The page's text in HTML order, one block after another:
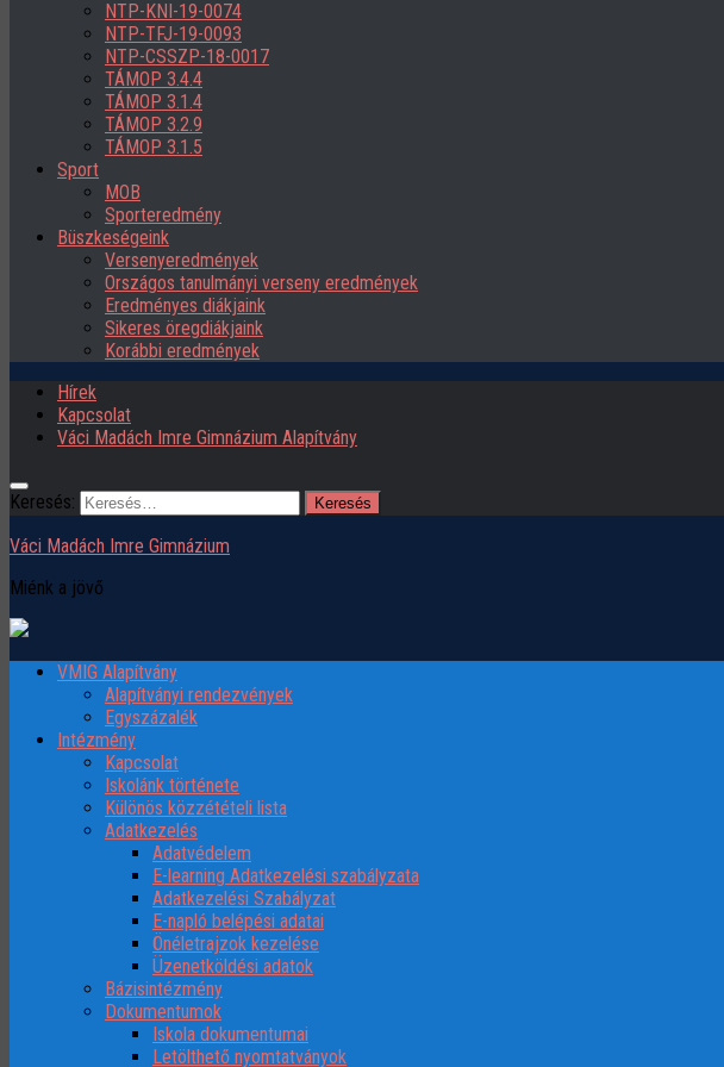
NTP-KNI-19-0074
NTP-TFJ-19-0093
NTP-CSSZP-18-0017
TÁMOP 3.4.4
TÁMOP 3.1.4
TÁMOP 3.2.9
TÁMOP 3.1.5
Sport
MOB
Sporteredmény
Büszkeségeink
Versenyeredmények
Országos tanulmányi verseny eredmények
Eredményes diákjaink
Sikeres öregdiákjaink
Korábbi eredmények
Hírek
Kapcsolat
Váci Madách Imre Gimnázium Alapítvány
Keresés:
Váci Madách Imre Gimnázium
Miénk a jövő
VMIG Alapítvány
Alapítványi rendezvények
Egyszázalék
Intézmény
Kapcsolat
Iskolánk története
Különös közzétételi lista
Adatkezelés
Adatvédelem
E-learning Adatkezelési szabályzata
Adatkezelési Szabályzat
E-napló belépési adatai
Önéletrajzok kezelése
Üzenetköldési adatok
Bázisintézmény
Dokumentumok
Iskola dokumentumai
Letölthető nyomtatványok